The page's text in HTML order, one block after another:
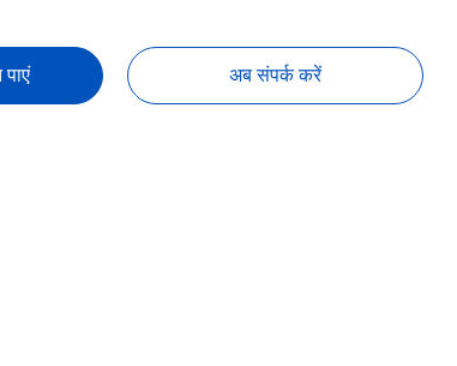
अब संपर्क करें